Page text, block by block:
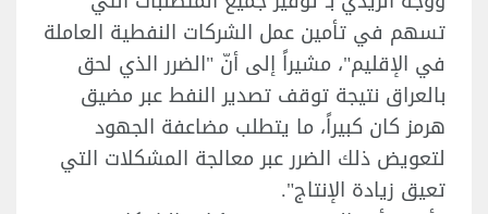
تسهم في تأمين عمل الشركات النفطية العاملة
في الإقليم"، مشيراً إلى أنّ "الضرر الذي لحق
بالعراق نتيجة توقف تصدير النفط عبر مضيق
هرمز كان كبيراً، ما يتطلب مضاعفة الجهود
لتعويض ذلك الضرر عبر معالجة المشكلات التي
تعيق زيادة الإنتاج".